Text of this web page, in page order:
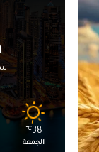
38
℃
الجمعة